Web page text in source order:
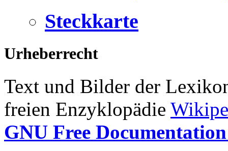
Steckkarte
Urheberrecht
Text und Bilder der
freien Enzyklopädie
GNU Free